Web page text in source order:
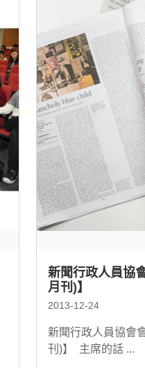
新聞行政人員協
月刊)】
2013-12-24
新聞行政人員協會
刊)】 主席的話 ...